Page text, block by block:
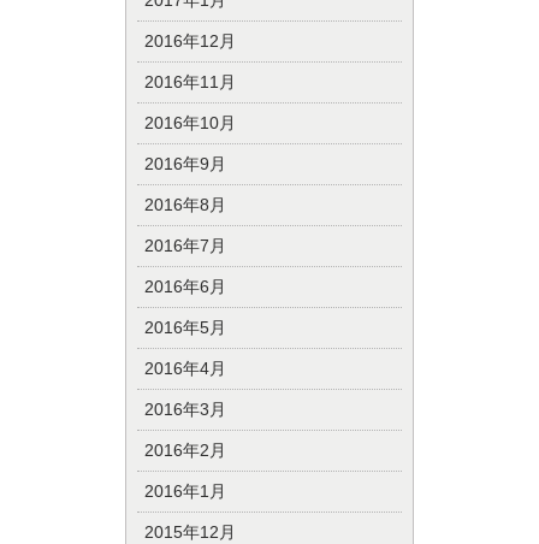
2016年12月
2016年11月
2016年10月
2016年9月
2016年8月
2016年7月
2016年6月
2016年5月
2016年4月
2016年3月
2016年2月
2016年1月
2015年12月